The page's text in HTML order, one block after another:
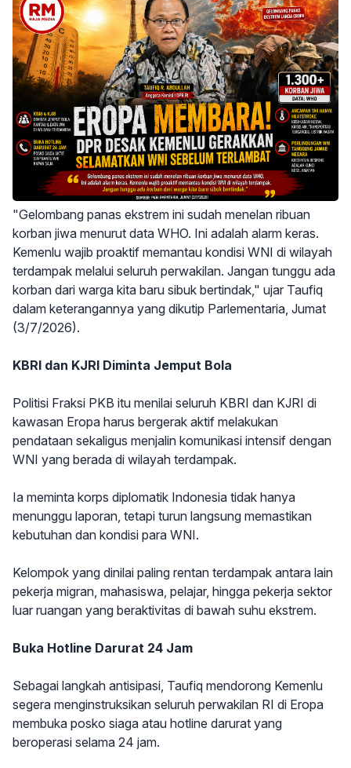
"Gelombang panas ekstrem ini sudah menelan ribuan
korban jiwa menurut data WHO. Ini adalah alarm keras.
Kemenlu wajib proaktif memantau kondisi WNI di wilayah
terdampak melalui seluruh perwakilan. Jangan tunggu ada
korban dari warga kita baru sibuk bertindak," ujar Taufiq
dalam keterangannya yang dikutip Parlementaria, Jumat
(3/7/2026).
KBRI dan KJRI Diminta Jemput Bola
Politisi Fraksi PKB itu menilai seluruh KBRI dan KJRI di
kawasan Eropa harus bergerak aktif melakukan
pendataan sekaligus menjalin komunikasi intensif dengan
WNI yang berada di wilayah terdampak.
Ia meminta korps diplomatik Indonesia tidak hanya
menunggu laporan, tetapi turun langsung memastikan
kebutuhan dan kondisi para WNI.
Kelompok yang dinilai paling rentan terdampak antara lain
pekerja migran, mahasiswa, pelajar, hingga pekerja sektor
luar ruangan yang beraktivitas di bawah suhu ekstrem.
Buka Hotline Darurat 24 Jam
Sebagai langkah antisipasi, Taufiq mendorong Kemenlu
segera menginstruksikan seluruh perwakilan RI di Eropa
membuka posko siaga atau hotline darurat yang
beroperasi selama 24 jam.